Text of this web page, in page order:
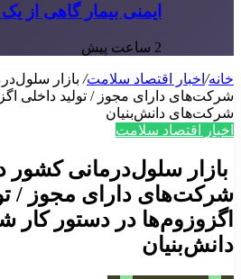
ایمنی بیمار گاهی از
2 ساعت پیش
خانه/ اخبار اقتصاد سلامت/ بازار
شرکت‌های دارای مجوز / تولید داخلی
شرکت‌های دانش‌بنیان
اخبار اقتصاد سلامت
بازار سلول‌درمانی کشور
شرکت‌های دارای مجوز /
اگزوزوم‌ها در دستور
دانش‌بنیان